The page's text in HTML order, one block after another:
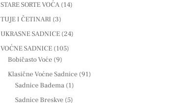
STARE SORTE VOĆA (14)
TUJE I ČETINARI (3)
UKRASNE SADNICE (24)
VOĆNE SADNICE (105)
Bobičasto Voće (9)
Klasične Voćne Sadnice (91)
Sadnice Badema (1)
Sadnice Breskve (5)